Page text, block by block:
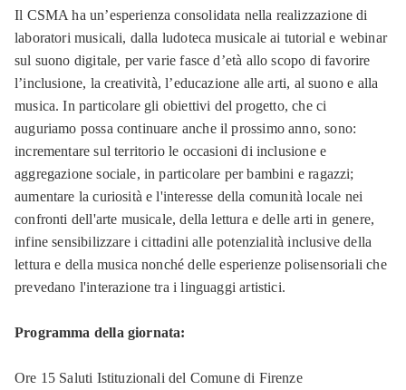
Il CSMA ha un’esperienza consolidata nella realizzazione di
laboratori musicali, dalla ludoteca musicale ai tutorial e webinar
sul suono digitale, per varie fasce d’età allo scopo di favorire
l’inclusione, la creatività, l’educazione alle arti, al suono e alla
musica. In particolare gli obiettivi del progetto, che ci
auguriamo possa continuare anche il prossimo anno, sono:
incrementare sul territorio le occasioni di inclusione e
aggregazione sociale, in particolare per bambini e ragazzi;
aumentare la curiosità e l'interesse della comunità locale nei
confronti dell'arte musicale, della lettura e delle arti in genere,
infine sensibilizzare i cittadini alle potenzialità inclusive della
lettura e della musica nonché delle esperienze polisensoriali che
prevedano l'interazione tra i linguaggi artistici.
Programma della giornata:
Ore 15 Saluti Istituzionali del Comune di Firenze